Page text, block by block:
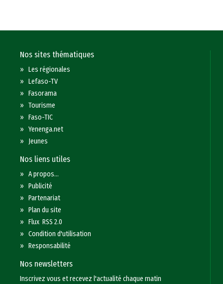
Nos sites thématiques
»Les régionales
»Lefaso-TV
»Fasorama
»Tourisme
»Faso-TIC
»Yenenga.net
» Jeunes
Nos liens utiles
»A propos...
»Publicité
»Partenariat
»Plan du site
»Flux RSS 2.0
»Condition d'utilisation
»Responsabilité
Nos newsletters
Inscrivez vous et recevez l'actualité chaque matin